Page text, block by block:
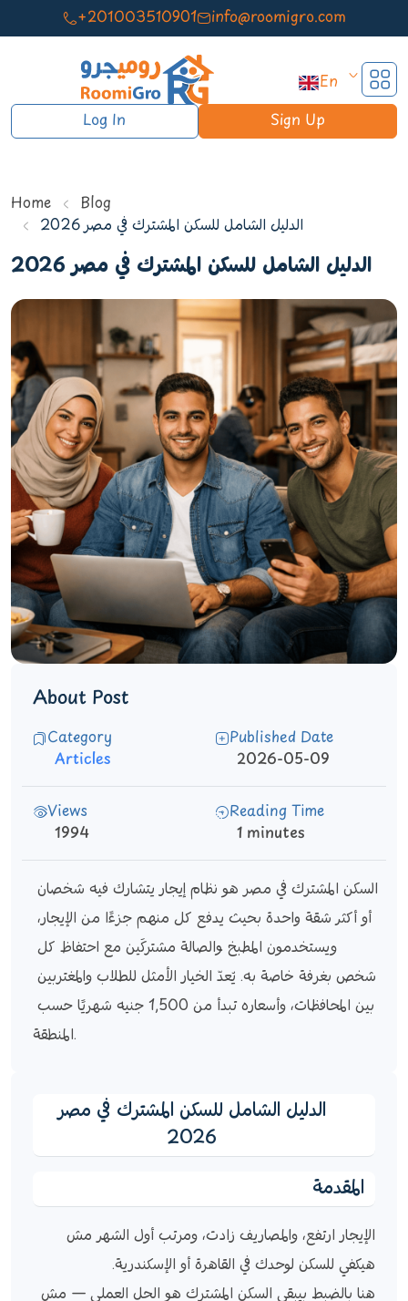
+201003510901 info@roomigro.com
En
Log In
Sign Up
Home
Blog
الدليل الشامل للسكن المشترك في مصر 2026
الدليل الشامل للسكن المشترك في مصر 2026
About Post
Category
Articles
Published Date
2026-05-09
Views
1994
Reading Time
1 minutes
المنطقة.
الدليل الشامل للسكن المشترك في مصر
2026
المقدمة
الإيجار ارتفع، والمصاريف زادت، ومرتب أول الشهر مش
هيكفي للسكن لوحدك في القاهرة أو الإسكندرية.
هنا بالضبط بيبقى السكن المشترك هو الحل العملي — مش